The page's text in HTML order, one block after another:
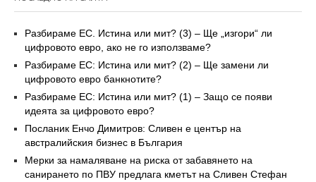
Разбираме ЕС. Истина или мит? (3) – Ще „изгори“ ли
цифровото евро, ако не го използваме?
Разбираме ЕС: Истина или мит? (2) – Ще замени ли
цифровото евро банкнотите?
Разбираме ЕС: Истина или мит? (1) – Защо се появи
идеята за цифровото евро?
Посланик Енчо Димитров: Сливен е център на
австралийския бизнес в България
Мерки за намаляване на риска от забавянето на
санирането по ПВУ предлага кметът на Сливен Стефан